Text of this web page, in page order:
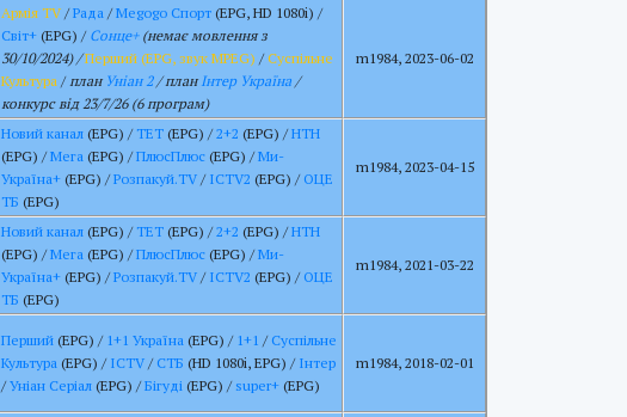
Армія TV /Рада /Megogo Спорт (EPG, HD 1080i) /
Світ+ (EPG) / Сонце+(немає мовлення з
30/10/2024) /Перший (EPG, звук MPEG) /Суспільне
Культура /план Уніан 2/ планІнтер Україна /
конкурс від 23/7/26 (6 програм)
m1984, 2023-06-02
Новий канал (EPG) / ТЕТ (EPG) /2+2 (EPG) /НТН
(EPG) /Мега (EPG) /ПлюсПлюс (EPG) /Ми-
Україна+ (EPG) /Розпакуй.TV / ICTV2 (EPG) / ОЦЕ
ТБ (EPG)
m1984, 2023-04-15
Новий канал (EPG) / ТЕТ (EPG) /2+2 (EPG) /НТН
(EPG) /Мега (EPG) /ПлюсПлюс (EPG) /Ми-
Україна+ (EPG) /Розпакуй.TV / ICTV2 (EPG) / ОЦЕ
ТБ (EPG)
m1984, 2021-03-22
Перший (EPG) / 1+1 Україна (EPG) / 1+1 / Суспільне
Культура (EPG) / ICTV / СТБ (HD 1080i, EPG) / Інтер
/Уніан Серіал (EPG) /Бігуді (EPG) / super+ (EPG)
m1984, 2018-02-01